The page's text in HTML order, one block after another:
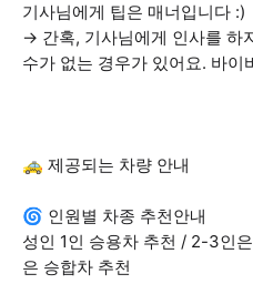
기사님에게 팁은 매너입니다 :)
→ 간혹, 기사님에게 인사를 하
수가 없는 경우가 있어요. 바이
🚕 제공되는 차량 안내
🌀 인원별 차종 추천안내
성인 1인 승용차 추천 / 2-3인
은 승합차 추천